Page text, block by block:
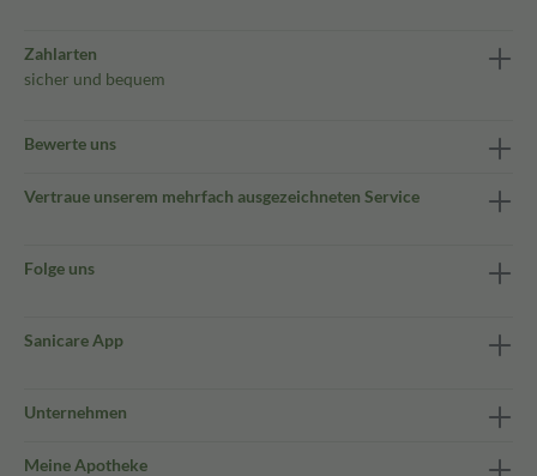
Zahlarten
sicher und bequem
Bewerte uns
Vertraue unserem mehrfach ausgezeichneten Service
Folge uns
Sanicare App
Unternehmen
Meine Apotheke